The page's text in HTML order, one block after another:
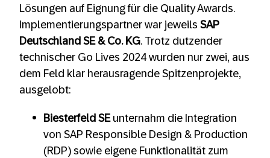
Lösungen auf Eignung für die Quality Awards.
Implementierungspartner war jeweils SAP
Deutschland SE & Co. KG. Trotz dutzender
technischer Go Lives 2024 wurden nur zwei, aus
dem Feld klar herausragende Spitzenprojekte,
ausgelobt:
Biesterfeld SE unternahm die Integration
von SAP Responsible Design & Production
(RDP) sowie eigene Funktionalität zum